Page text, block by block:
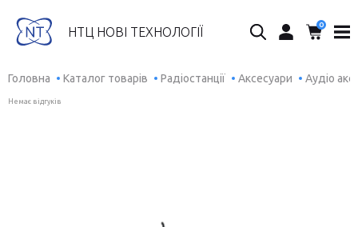
НТЦ НОВІ ТЕХНОЛОГІЇ
Пошук... 0
Головна Каталог товарів Радіостанції Аксесуари Аудіо
Немає відгуків